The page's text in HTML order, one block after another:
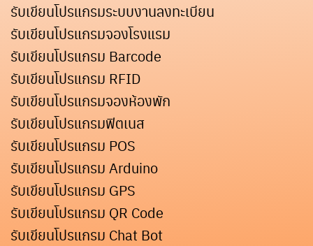
รับเขียนโปรแกรมระบบงานลงทะเบียน
รับเขียนโปรแกรมจองโรงแรม
รับเขียนโปรแกรม Barcode
รับเขียนโปรแกรม RFID
รับเขียนโปรแกรมจองห้องพัก
รับเขียนโปรแกรมฟิตเนส
รับเขียนโปรแกรม POS
รับเขียนโปรแกรม Arduino
รับเขียนโปรแกรม GPS
รับเขียนโปรแกรม QR Code
รับเขียนโปรแกรม Chat Bot